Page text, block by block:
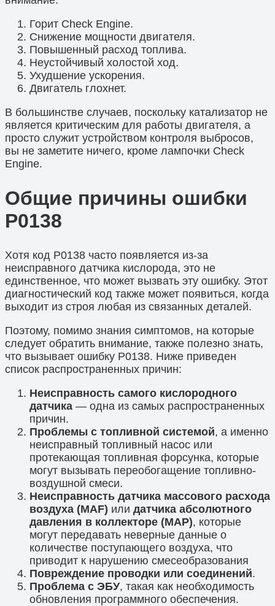
Горит Check Engine.
Снижение мощности двигателя.
Повышенный расход топлива.
Неустойчивый холостой ход.
Ухудшение ускорения.
Двигатель глохнет.
В большинстве случаев, поскольку катализатор не
является критическим для работы двигателя, а
просто служит устройством контроля выбросов,
вы не заметите ничего, кроме лампочки Check
Engine.
Общие причины ошибки
P0138
Хотя код P0138 часто появляется из-за
неисправного датчика кислорода, это не
единственное, что может вызвать эту ошибку. Этот
диагностический код также может появиться, когда
выходит из строя любая из связанных деталей.
Поэтому, помимо знания симптомов, на которые
следует обратить внимание, также полезно знать,
что вызывает ошибку P0138. Ниже приведен
список распространенных причин:
Неисправность самого кислородного
датчика — одна из самых распространенных
причин.
Проблемы с топливной системой, а именно
неисправный топливный насос или
протекающая топливная форсунка, которые
могут вызывать переобогащение топливно-
воздушной смеси.
Неисправность датчика массового расхода
воздуха (MAF) или датчика абсолютного
давления в коллекторе (MAP), которые
могут передавать неверные данные о
количестве поступающего воздуха, что
приводит к нарушению смесеобразования
Повреждение проводки или соединений.
Проблема с ЭБУ, такая как необходимость
обновления программного обеспечения.